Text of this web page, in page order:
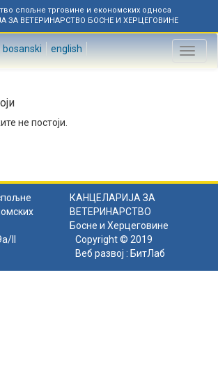
спољне трговине и економских односа
ЗА ВЕТЕРИНАРСТВО БОСНЕ И ХЕРЦЕГОВИНЕ
bosanski english
Toggle
не постоји.
КАНЦЕЛАРИЈА ЗА
ВЕТЕРИНАРСТВО
Босне и Херцеговине
II
Copyright © 2019
Веб развој : БитЛаб